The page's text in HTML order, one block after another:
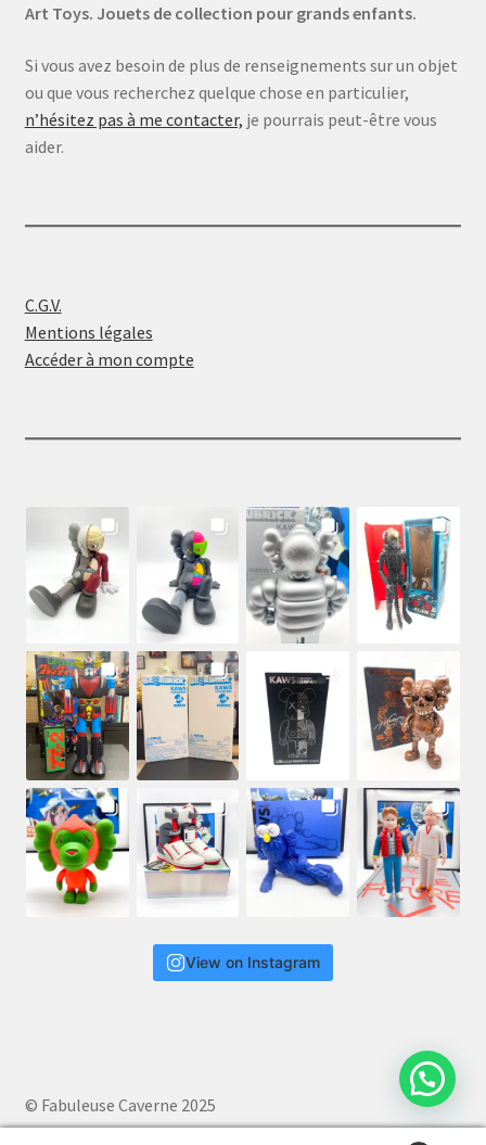
Art Toys. Jouets de collection pour grands enfants.
Si vous avez besoin de plus de renseignements sur un objet
ou que vous recherchez quelque chose en particulier,
n’hésitez pas à me contacter, je pourrais peut-être vous
aider.
C.G.V.
Mentions légales
Accéder à mon compte
View on Instagram
© Fabuleuse Caverne 2025